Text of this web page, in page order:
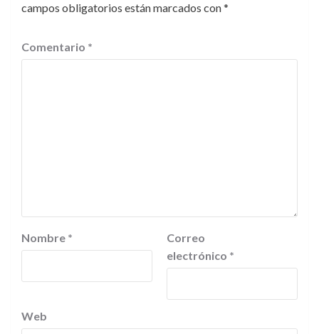
campos obligatorios están marcados con*
Comentario *
Nombre *
Correo
electrónico *
Web